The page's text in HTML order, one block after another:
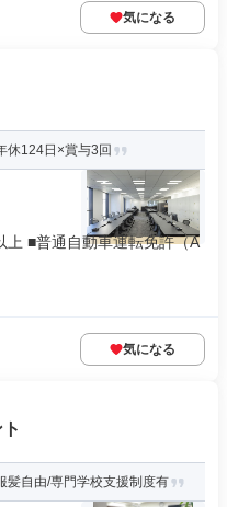
気になる
休124日×賞与3回
上 ■普通自動車運転免許（A
気になる
自由/専門学校支援制度有